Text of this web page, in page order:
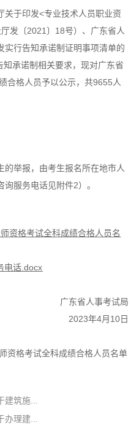
关于印发<专业技术人员职业资
发〔2021〕18号）、广东省人
实行告知承诺制证明事项清单的
承诺制相关要求，现对广东省
合格人员予以公示，共9655人
的举报，由考生报名所在地市人
服务电话见附件2）。
资格考试全科成绩合格人员名
电话.docx
广东省人事考试局
2023年4月10日
资格考试全科成绩合格人员名单
筑施...
理建...